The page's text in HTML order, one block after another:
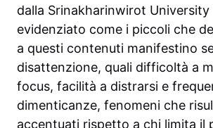
dalla Srinakharinwirot University
evidenziato come i piccoli che
a questi contenuti manifestino
disattenzione, quali difficoltà a
focus, facilità a distrarsi e
dimenticanze, fenomeni che
accentuati rispetto a chi limita il